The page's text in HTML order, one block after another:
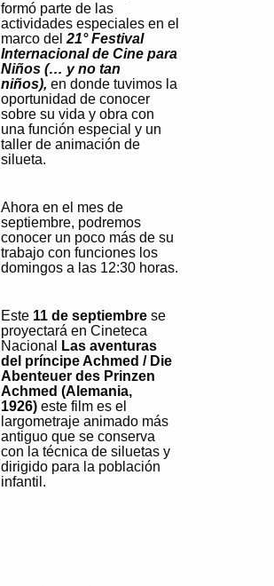
formó parte de las
actividades especiales en el
marco del 21° Festival
Internacional de Cine para
Niños (… y no tan
niños), en donde tuvimos la
oportunidad de conocer
sobre su vida y obra con
una función especial y un
taller de animación de
silueta.
Ahora en el mes de
septiembre, podremos
conocer un poco más de su
trabajo con funciones los
domingos a las 12:30 horas.
Este 11 de septiembre se
proyectará en Cineteca
Nacional
Las aventuras
del príncipe Achmed / Die
Abenteuer des Prinzen
Achmed (Alemania,
1926) este film es el
largometraje animado más
antiguo que se conserva
con la técnica de siluetas y
dirigido para la población
infantil.